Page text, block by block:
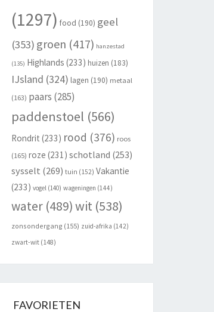
(1297) food (190) geel
(353) groen (417) hanzestad
(135) Highlands (233) huizen (183)
IJsland (324) lagen (190) metaal
(163) paars (285)
paddenstoel (566)
Rondrit (233) rood (376) roos
(165) roze (231) schotland (253)
sysselt (269) tuin (152) Vakantie
(233) vogel(140) wageningen (144)
water(489)wit (538)
zonsondergang (155) zuid-afrika (142)
zwart-wit(148)
FAVORIETEN